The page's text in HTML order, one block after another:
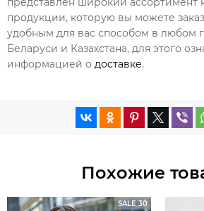
продукции, которую вы можете
удобным для вас способом в любом
Беларуси и Казахстана, для этого
информацией о доставке.
Похожие
SALE 30